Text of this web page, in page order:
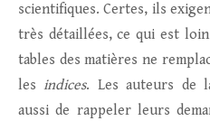
scientifiques. Certes, ils
très détaillées, ce qui est
tables des matières ne
lesindices. Les auteurs de
aussi de rappeler leurs